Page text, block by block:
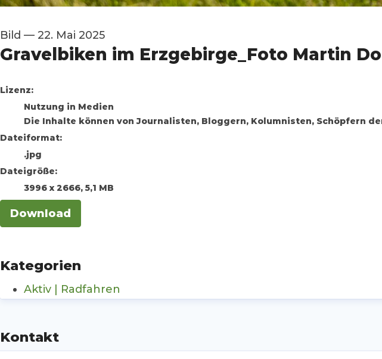
Bild — 22. Mai 2025
Gravelbiken im Erzgebirge_Foto Martin
go to media item
Lizenz:
Nutzung in Medien
Die Inhalte können von Journalisten, Bloggern, Kolumnisten, Schöpfern
Dateiformat:
.jpg
Dateigröße:
3996 x 2666, 5,1 MB
Download
Kategorien
Aktiv | Radfahren
Kontakt